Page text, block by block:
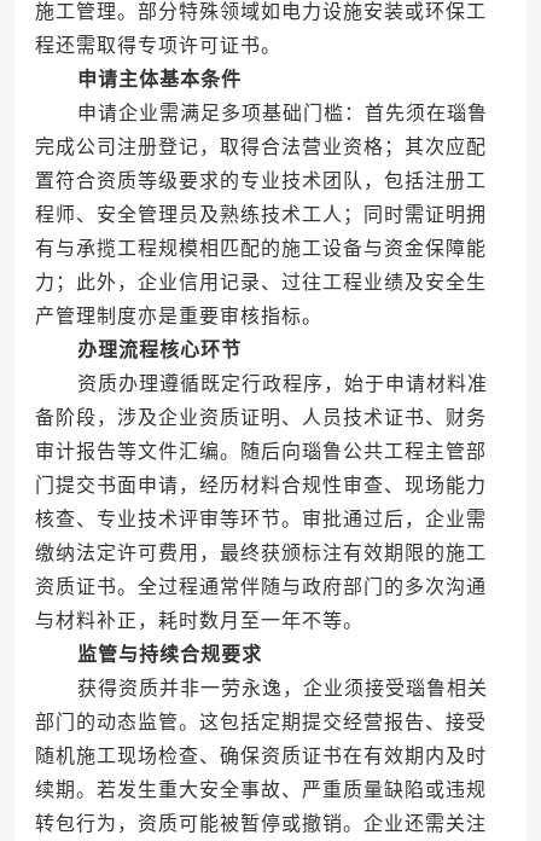
施工管理。部分特殊领域如电力设施安装或环保工
程还需取得专项许可证书。
申请主体基本条件
申请企业需满足多项基础门槛：首先须在瑙鲁
完成公司注册登记，取得合法营业资格；其次应配
置符合资质等级要求的专业技术团队，包括注册工
程师、安全管理员及熟练技术工人；同时需证明拥
有与承揽工程规模相匹配的施工设备与资金保障能
力；此外，企业信用记录、过往工程业绩及安全生
产管理制度亦是重要审核指标。
办理流程核心环节
资质办理遵循既定行政程序，始于申请材料准
备阶段，涉及企业资质证明、人员技术证书、财务
审计报告等文件汇编。随后向瑙鲁公共工程主管部
门提交书面申请，经历材料合规性审查、现场能力
核查、专业技术评审等环节。审批通过后，企业需
缴纳法定许可费用，最终获颁标注有效期限的施工
资质证书。全过程通常伴随与政府部门的多次沟通
与材料补正，耗时数月至一年不等。
监管与持续合规要求
获得资质并非一劳永逸，企业须接受瑙鲁相关
部门的动态监管。这包括定期提交经营报告、接受
随机施工现场检查、确保资质证书在有效期内及时
续期。若发生重大安全事故、严重质量缺陷或违规
转包行为，资质可能被暂停或撤销。企业还需关注